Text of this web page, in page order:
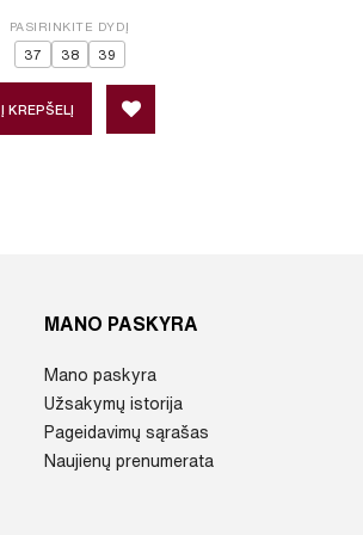
PASIRINKITE DYDĮ
37 38 39
Į KREPŠELĮ
MANO PASKYRA
Mano paskyra
Užsakymų istorija
Pageidavimų sąrašas
Naujienų prenumerata